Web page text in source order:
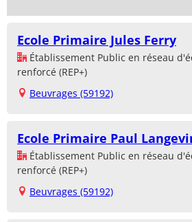
Ecole Primaire Jules Ferry
Établissement Public en réseau
renforcé (REP+)
Beuvrages (59192)
Ecole Primaire Paul
Établissement Public en réseau
renforcé (REP+)
Beuvrages (59192)